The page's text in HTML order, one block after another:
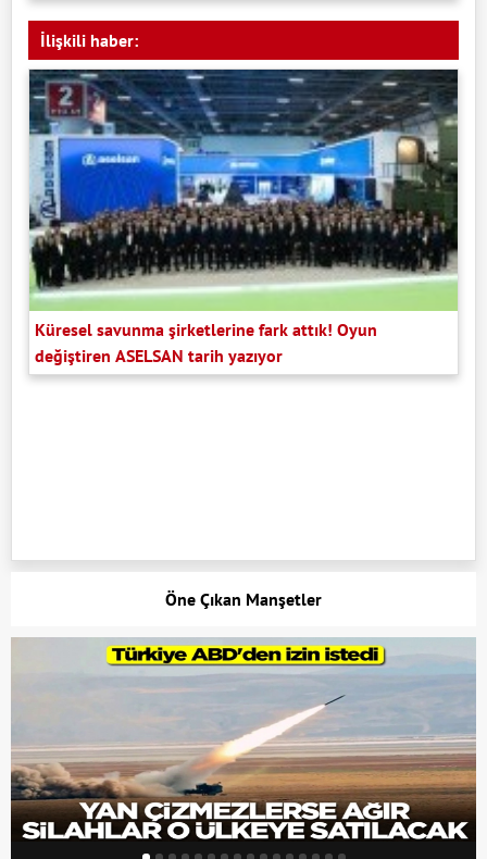
İlişkili haber:
Küresel savunma şirketlerine fark attık! Oyun
değiştiren ASELSAN tarih yazıyor
Öne Çıkan Manşetler